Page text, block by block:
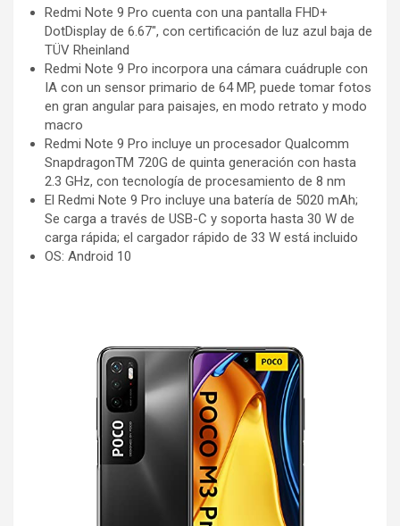
Redmi Note 9 Pro cuenta con una pantalla FHD+
DotDisplay de 6.67", con certificación de luz azul baja de
TÜV Rheinland
Redmi Note 9 Pro incorpora una cámara cuádruple con
IA con un sensor primario de 64 MP, puede tomar fotos
en gran angular para paisajes, en modo retrato y modo
macro
Redmi Note 9 Pro incluye un procesador Qualcomm
SnapdragonTM 720G de quinta generación con hasta
2.3 GHz, con tecnología de procesamiento de 8 nm
El Redmi Note 9 Pro incluye una batería de 5020 mAh;
Se carga a través de USB-C y soporta hasta 30 W de
carga rápida; el cargador rápido de 33 W está incluido
OS: Android 10